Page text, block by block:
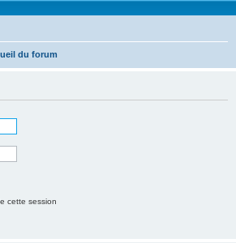
du forum
cette session